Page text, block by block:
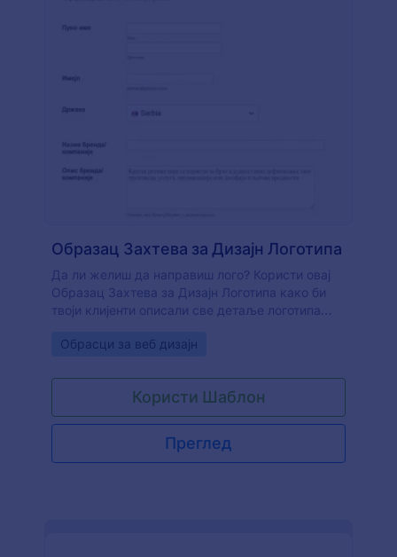
Образац Захтева за Дизајн Логотипа
Да ли желиш да направиш лого? Користи овај
Образац Захтева за Дизајн Логотипа како би
твоји клијенти описали све детаље логотипа
дизајнирати ствари када су достављене све
личне податке, информације о компанији,
детаље дизајна и циљну публику.
Go to Category:
Обрасци за веб дизајн
Користи Шаблон
Преглед